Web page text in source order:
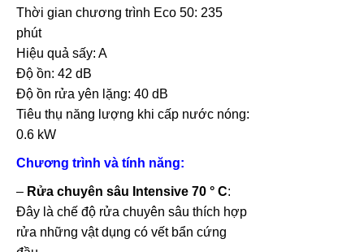
Thời gian chương trình Eco 50: 235
phút
Hiệu quả sấy: A
Độ ồn: 42 dB
Độ ồn rửa yên lặng: 40 dB
Tiêu thụ năng lượng khi cấp nước nóng:
0.6 kW
Chương trình và tính năng:
– Rửa chuyên sâu Intensive 70 ° C:
Đây là chế độ rửa chuyên sâu thích hợp
rửa những vật dụng có vết bẩn cứng